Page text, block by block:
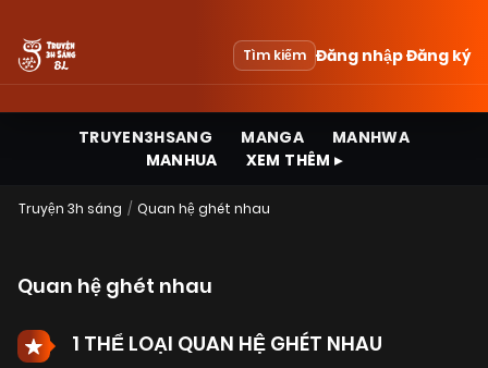
Tìm kiếm Đăng nhậpĐăng ký
TRUYEN3HSANG MANGA
MANHWA
MANHUA
XEM THÊM ▸
Truyện 3h sáng Quan hệ ghét nhau
Quan hệ ghét nhau
1 THỂ LOẠI QUAN HỆ GHÉT NHAU